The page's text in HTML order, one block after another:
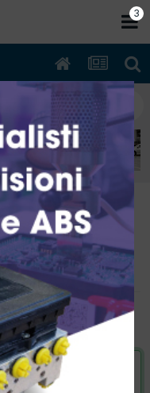
1397cc 8FS
accesa errore
2